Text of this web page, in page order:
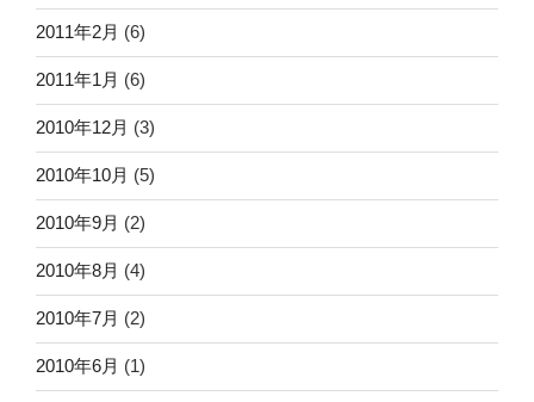
2011年2月 (6)
2011年1月 (6)
2010年12月 (3)
2010年10月 (5)
2010年9月 (2)
2010年8月 (4)
2010年7月 (2)
2010年6月 (1)